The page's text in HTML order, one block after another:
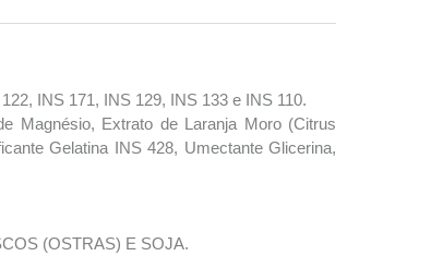
INS 171, INS 129, INS 133 e INS 110.
Magnésio, Extrato de Laranja Moro (Citrus
Gelatina INS 428, Umectante Glicerina,
(OSTRAS) E SOJA.